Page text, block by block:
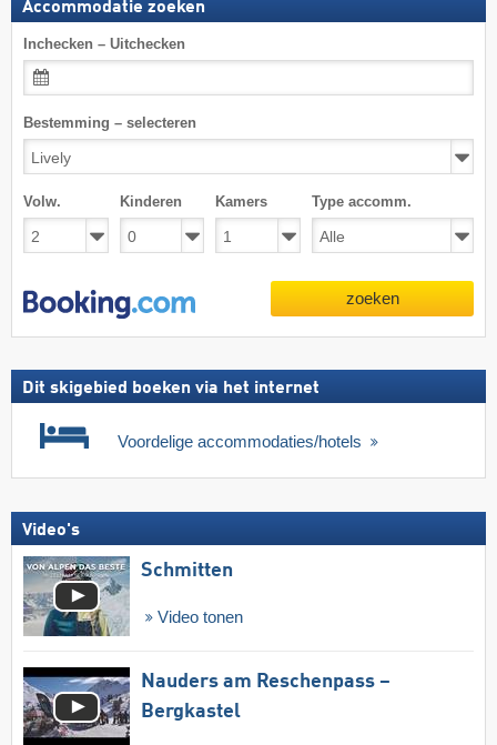
Accommodatie zoeken
Inchecken – Uitchecken
Bestemming – selecteren
Volw. Kinderen Kamers Type accomm.
zoeken
Dit skigebied boeken via het internet
Voordelige accommodaties/hotels
Video's
Schmitten
Video tonen
Nauders am Reschenpass –
Bergkastel